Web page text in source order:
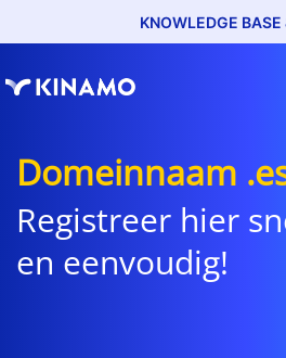
KNOWLEDGE BASE
Domeinnaam
Registreer hier
en eenvoudig!